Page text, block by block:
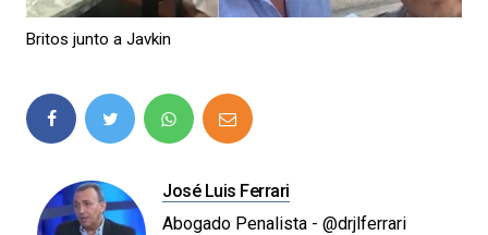
Britos junto a Javkin
José Luis Ferrari
Abogado Penalista - @drjlferrari